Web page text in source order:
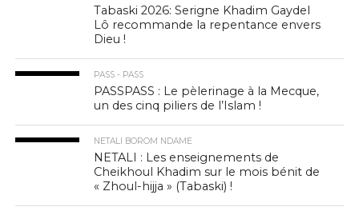
Tabaski 2026: Serigne Khadim Gaydel
Lô recommande la repentance envers
Dieu !
PASS - PASS
PASSPASS : Le pèlerinage à la Mecque,
un des cinq piliers de l’Islam !
NETALI BOROM NDAME
NETALI : Les enseignements de
Cheikhoul Khadim sur le mois bénit de
« Zhoul-hijja » (Tabaski) !